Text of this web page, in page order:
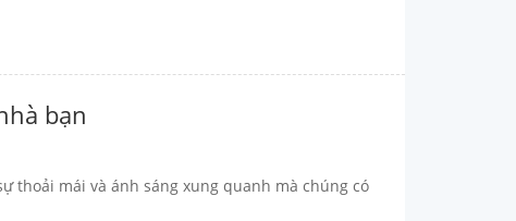
bạn
thoải mái và ánh sáng xung quanh mà chúng có